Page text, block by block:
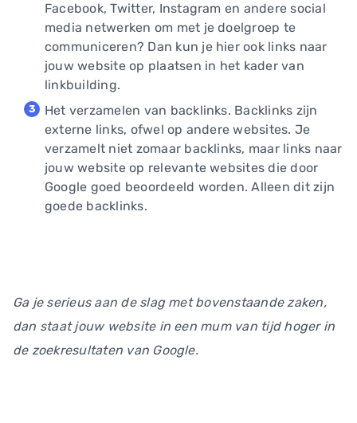
Facebook, Twitter, Instagram en andere social
media netwerken om met je doelgroep te
communiceren? Dan kun je hier ook links naar
jouw website op plaatsen in het kader van
linkbuilding.
Het verzamelen van backlinks. Backlinks zijn
externe links, ofwel op andere websites. Je
verzamelt niet zomaar backlinks, maar links naar
jouw website op relevante websites die door
Google goed beoordeeld worden. Alleen dit zijn
goede backlinks.
Ga je serieus aan de slag met bovenstaande zaken,
dan staat jouw website in een mum van tijd hoger in
de zoekresultaten van Google.